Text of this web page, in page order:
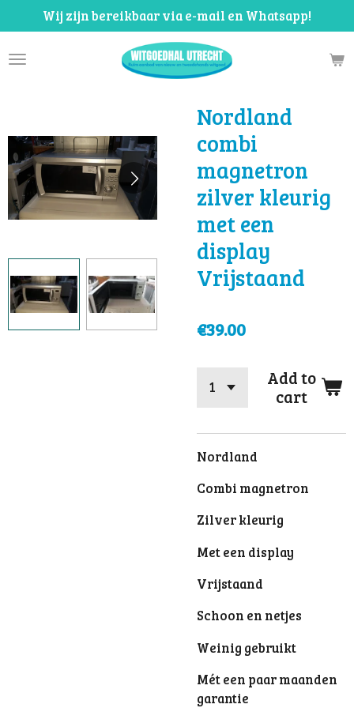
to
main
Wij zijn bereikbaar via e-mail en Whatsapp!
Nordland
combi
magnetron
zilver kleurig
met een
display
Vrijstaand
€39.00
Add to
cart
Nordland
Combi magnetron
Zilver kleurig
Met een display
Vrijstaand
Schoon en netjes
Weinig gebruikt
Mét een paar maanden
garantie